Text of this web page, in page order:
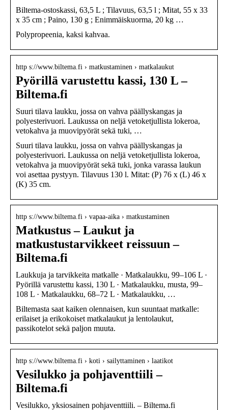
Biltema-ostoskassi, 63,5 L ; Tilavuus, 63,5 l ; Mitat, 55 x 33
x 35 cm ; Paino, 130 g ; Enimmäiskuorma, 20 kg …
Polypropeenia, kaksi kahvaa.
http s://www.biltema.fi › matkustaminen › matkalaukut
Pyörillä varustettu kassi, 130 L –
Biltema.fi
Suuri tilava laukku, jossa on vahva päällyskangas ja
polyesterivuori. Laukussa on neljä vetoketjullista lokeroa,
vetokahva ja muovipyörät sekä tuki, …
Suuri tilava laukku, jossa on vahva päällyskangas ja
polyesterivuori. Laukussa on neljä vetoketjullista lokeroa,
vetokahva ja muovipyörät sekä tuki, jonka varassa laukun
voi asettaa pystyyn. Tilavuus 130 l. Mitat: (P) 76 x (L) 46 x
(K) 35 cm.
http s://www.biltema.fi › vapaa-aika › matkustaminen
Matkustus – Laukut ja
matkustustarvikkeet reissuun –
Biltema.fi
Laukkuja ja tarvikkeita matkalle · Matkalaukku, 99–106 L ·
Pyörillä varustettu kassi, 130 L · Matkalaukku, musta, 99–
108 L · Matkalaukku, 68–72 L · Matkalaukku, …
Biltemasta saat kaiken olennaisen, kun suuntaat matkalle:
erilaiset ja erikokoiset matkalaukut ja lentolaukut,
passikotelot sekä paljon muuta.
http s://www.biltema.fi › koti › sailyttaminen › laatikot
Vesilukko ja pohjaventtiili –
Biltema.fi
Vesilukko, yksiosainen pohjaventtiili. – Biltema.fi